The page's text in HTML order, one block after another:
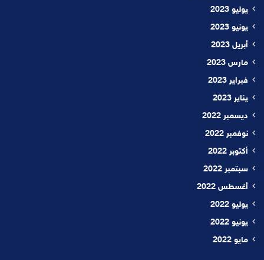
يوليو 2023
يونيو 2023
أبريل 2023
مارس 2023
فبراير 2023
يناير 2023
ديسمبر 2022
نوفمبر 2022
أكتوبر 2022
سبتمبر 2022
أغسطس 2022
يوليو 2022
يونيو 2022
مايو 2022